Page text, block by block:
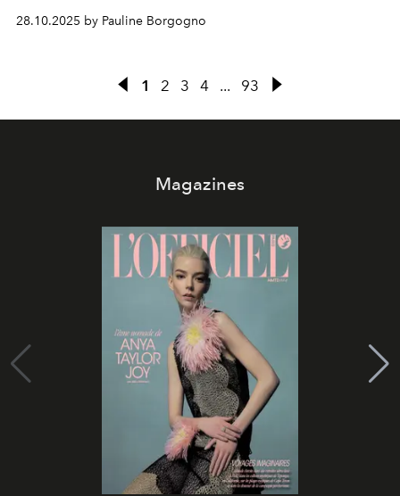
message universel.
28.10.2025 by Pauline Borgogno
1 2 3 4 ... 93
Magazines